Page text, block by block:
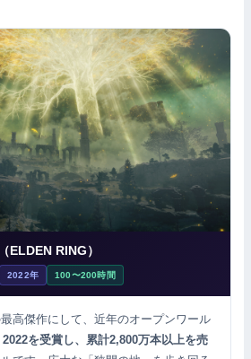
ELDEN RING）
2022年 100〜200時間
高傑作にして、近年のオープンワール
を受賞し、累計2,800万本以上を売